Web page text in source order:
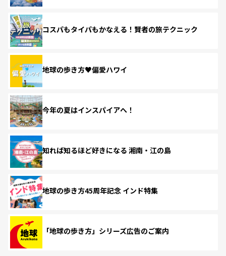
コスパもタイパもかなえる！賢者の旅テクニック
地球の歩き方♥偏愛ハワイ
今年の夏はインスパイアへ！
知れば知るほど好きになる 湘南・江の島
地球の歩き方45周年記念 インド特集
「地球の歩き方」シリーズ広告のご案内